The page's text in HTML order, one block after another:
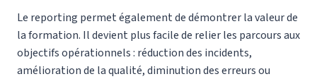
Le reporting permet également de démontrer la valeur de
la formation. Il devient plus facile de relier les parcours aux
objectifs opérationnels : réduction des incidents,
amélioration de la qualité, diminution des erreurs ou